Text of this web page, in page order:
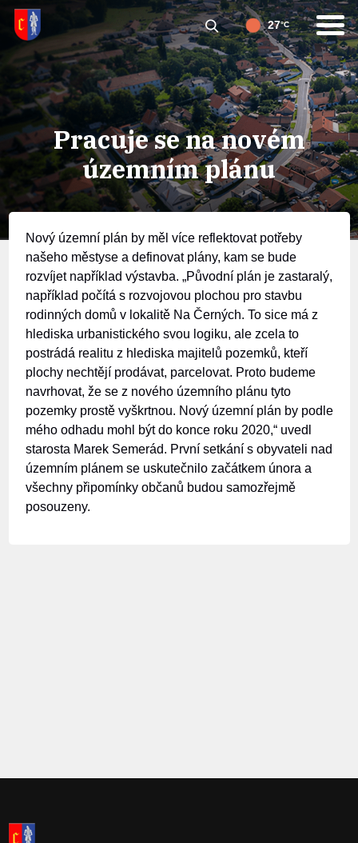
27°C
Pracuje se na novém
územním plánu
Nový územní plán by měl více reflektovat potřeby
našeho městyse a definovat plány, kam se bude
rozvíjet například výstavba. „Původní plán je zastaralý,
například počítá s rozvojovou plochou pro stavbu
rodinných domů v lokalitě Na Černých. To sice má z
hlediska urbanistického svou logiku, ale zcela to
postrádá realitu z hlediska majitelů pozemků, kteří
plochy nechtějí prodávat, parcelovat. Proto budeme
navrhovat, že se z nového územního plánu tyto
pozemky prostě vyškrtnou. Nový územní plán by podle
mého odhadu mohl být do konce roku 2020,“ uvedl
starosta Marek Semerád. První setkání s obyvateli nad
územním plánem se uskutečnilo začátkem února a
všechny připomínky občanů budou samozřejmě
posouzeny.